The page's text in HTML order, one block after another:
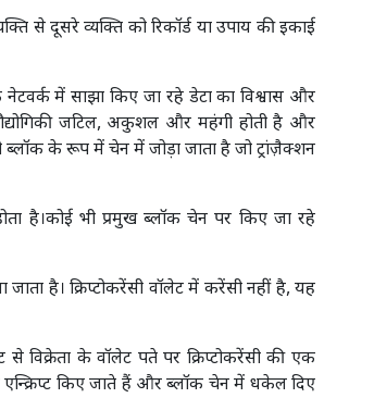
से दूसरे व्यक्ति को रिकॉर्ड या उपाय की इकाई
नेटवर्क में साझा किए जा रहे डेटा का विश्वास और
जटिल, अकुशल और महंगी होती है और
के रूप में चेन में जोड़ा जाता है जो ट्रांज़ैक्शन
है।कोई भी प्रमुख ब्लॉक चेन पर किए जा रहे
है। क्रिप्टोकरेंसी वॉलेट में करेंसी नहीं है, यह
विक्रेता के वॉलेट पते पर क्रिप्टोकरेंसी की एक
एन्क्रिप्ट किए जाते हैं और ब्लॉक चेन में धकेल दिए